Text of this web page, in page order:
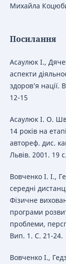
Михайла
Посилання
Асаулюк І.,
аспекти
здоров’я
12-15
Асаулюк І. О.
14 років на
автореф. дис.
Львів. 2001. 19 с.
Вовченко І. І.,
середні
Фізичне
програми
проблеми,
Вип. 1. С. 21-24.
Вовченко І.,